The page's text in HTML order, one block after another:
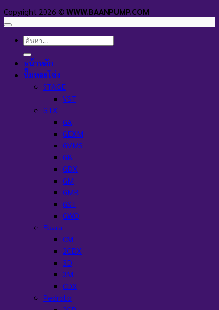
Copyright 2026 © WWW.BAANPUMP.COM
ค้นหา:
หน้าหลัก
ปั๊มหอยโข่ง
STAGE
VST
GTX
GA
GEXM
GVMS
GB
GDX
GM
GMB
GST
GWO
Ebara
CM
2CDX
3D
3M
CDX
Pedrollo